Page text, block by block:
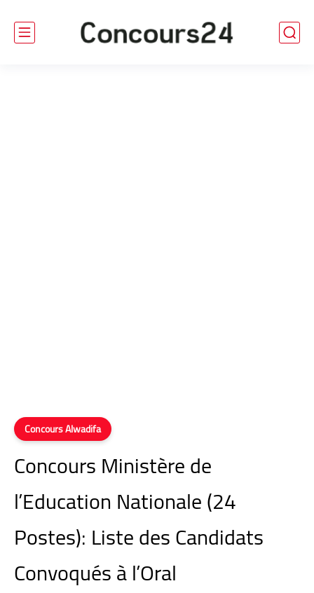
Concours Alwadifa
Concours Ministère de
l’Education Nationale (24
Postes): Liste des Candidats
Convoqués à l’Oral